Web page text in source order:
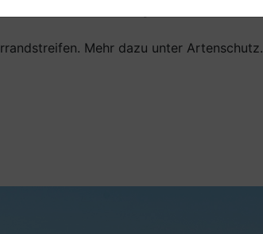
In Abstimmung mit dem Bund
Mehr dazu unter Artenschutz.